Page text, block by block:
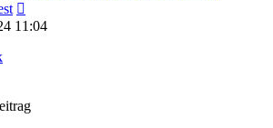
Beitrag
11:04